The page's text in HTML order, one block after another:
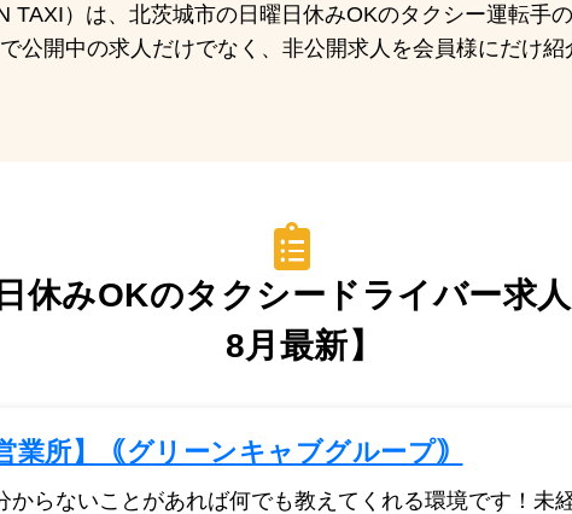
TAXI）は、北茨城市の日曜日休みOKのタクシー運転手
公開中の求人だけでなく、非公開求人を会員様にだけ紹
休みOKのタクシードライバー求
8月最新】
業所】｟グリーンキャブグループ｠
らないことがあれば何でも教えてくれる環境です！未